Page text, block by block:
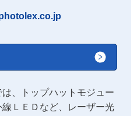
、トップハットモジュー
ＬＥＤなど、レーザー光